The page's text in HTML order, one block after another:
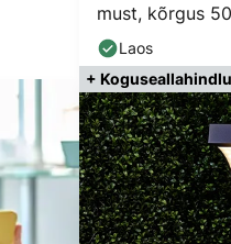
must, kõrgus
Laos
+